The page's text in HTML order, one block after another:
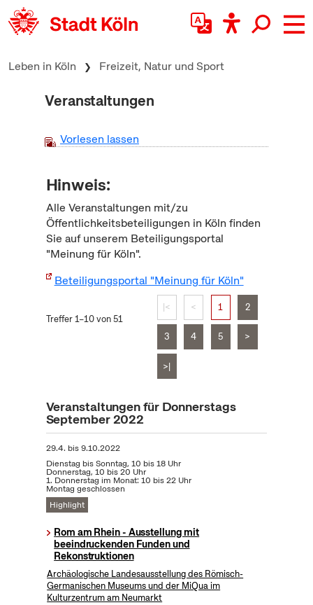
zum Inhalt springen
Leben in Köln Freizeit, Natur und Sport
Veranstaltungen
Vorlesen lassen
Hinweis:
Alle Veranstaltungen mit/zu
Öffentlichkeitsbeteiligungen in Köln finden
Sie auf unserem Beteiligungsportal
"Meinung für Köln".
Beteiligungsportal "Meinung für Köln"
Treffer 1–10 von 51
|< < 1 2
3 4 5 >
>|
Veranstaltungen für Donnerstags
September 2022
29.4. bis9.10.2022
Dienstag bis Sonntag, 10 bis 18 Uhr
Donnerstag, 10 bis 20 Uhr
1. Donnerstag im Monat: 10 bis 22 Uhr
Montag geschlossen
Highlight
Rom am Rhein - Ausstellung mit
beeindruckenden Funden und
Rekonstruktionen
Archäologische Landesausstellung des Römisch-
Germanischen Museums und der MiQua im
Kulturzentrum am Neumarkt